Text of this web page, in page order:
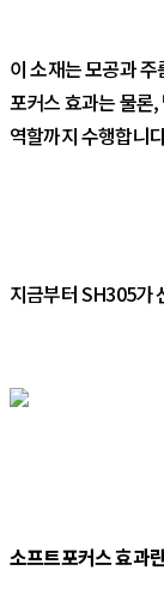
이 소재는 모공과
포커스 효과는 물론
역할까지 수행합니
지금부터 SH305가
소프트포커스 효과